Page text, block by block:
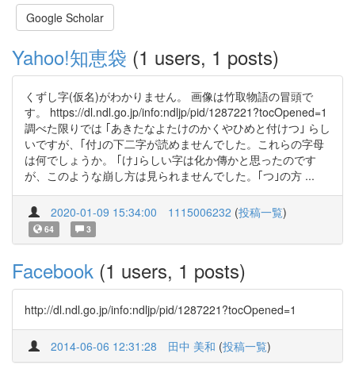
Google Scholar
Yahoo!知恵袋 (1 users, 1 posts)
くずし字(仮名)がわかりません。 画像は竹取物語の冒頭で
す。 https://dl.ndl.go.jp/info:ndljp/pid/1287221?tocOpened=1
調べた限りでは ｢あきたなよたけのかくやひめと付けつ｣ らし
いですが、｢付｣の下二字が読めませんでした。これらの字母
は何でしょうか。 ｢け｣らしい字は化か傳かと思ったのです
が、このような崩し方は見られませんでした。｢つ｣の方 ...
2020-01-09 15:34:00 1115006232 (投稿一覧)
64 3
Facebook (1 users, 1 posts)
http://dl.ndl.go.jp/info:ndljp/pid/1287221?tocOpened=1
2014-06-06 12:31:28 田中 美和 (投稿一覧)